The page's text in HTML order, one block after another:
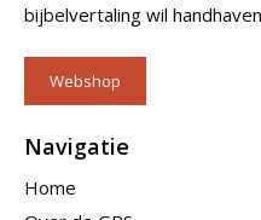
bijbelvertaling wil
Webshop
Navigatie
Home